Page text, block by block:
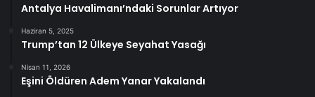
Antalya Havalimanı’ndaki Sorunlar Artıyor
Haziran 5, 2025
Trump’tan 12 Ülkeye Seyahat Yasağı
Nisan 11, 2026
Eşini Öldüren Adem Yanar Yakalandı